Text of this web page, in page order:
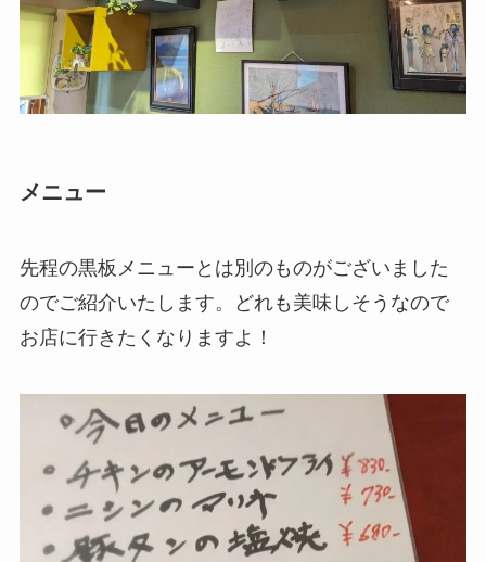
メニュー
先程の黒板メニューとは別のものがございました
のでご紹介いたします。どれも美味しそうなので
お店に行きたくなりますよ！